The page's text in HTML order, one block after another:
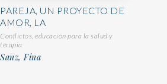
PAREJA, UN PROYECTO DE
AMOR, LA
Conflictos, educación para la salud y
terapia
Sanz, Fina